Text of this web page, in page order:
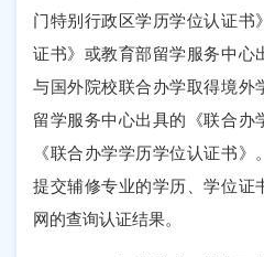
门特别行政区学历学位认证书
证书》或教育部留学服务中心
与国外院校联合办学取得境外
留学服务中心出具的《联合办
《联合办学学历学位认证书
提交辅修专业的学历、学位证
网的查询认证结果。